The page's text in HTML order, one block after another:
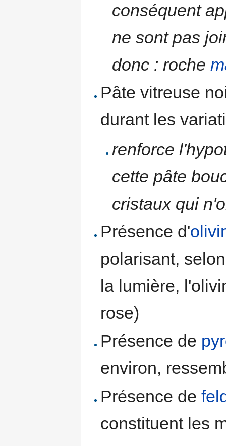
conséquent
ne sont pas
donc : roche
Pâte vitreuse
durant les
renforce
cette pâte
cristaux qui
Présence d'
polarisant,
la lumière,
rose)
Présence de
environ,
Présence de
constituent les